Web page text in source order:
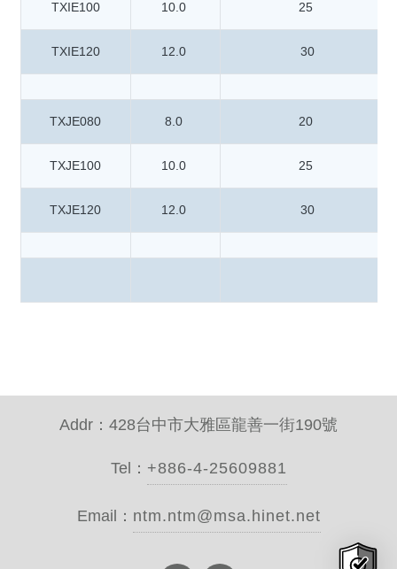
TXIE100 10.0 25
TXIE120 12.0 30
TXJE080 8.0 20
TXJE100 10.0 25
TXJE120 12.0 30
Addr：428台中市大雅區龍善一街190號
Tel： +886-4-25609881
Email： ntm.ntm@msa.hinet.net